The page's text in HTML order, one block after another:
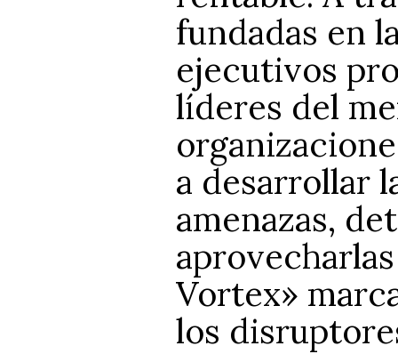
fundadas en
ejecutivos
líderes del
a desarrollar
amenazas,
Vortex»
los